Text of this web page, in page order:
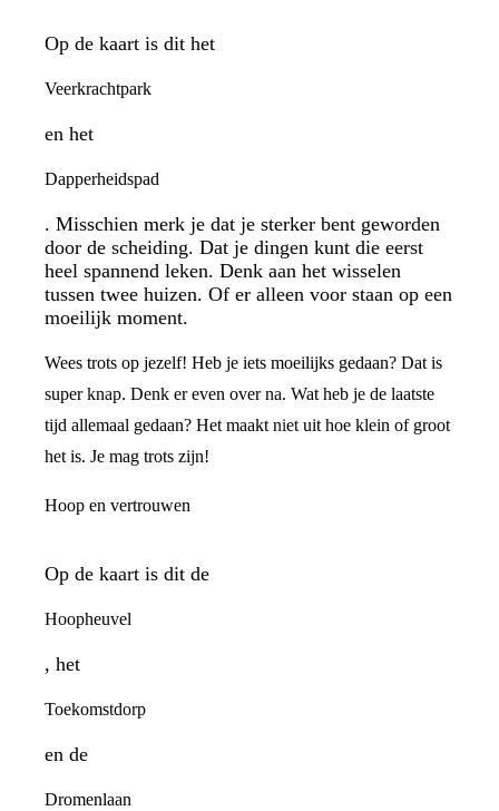
Op de kaart is dit het
Veerkrachtpark
en het
Dapperheidspad
. Misschien merk je dat je sterker bent geworden
door de scheiding. Dat je dingen kunt die eerst
heel spannend leken. Denk aan het wisselen
tussen twee huizen. Of er alleen voor staan op een
moeilijk moment.
Wees trots op jezelf! Heb je iets moeilijks gedaan? Dat is
super knap. Denk er even over na. Wat heb je de laatste
tijd allemaal gedaan? Het maakt niet uit hoe klein of groot
het is. Je mag trots zijn!
Hoop en vertrouwen
Op de kaart is dit de
Hoopheuvel
, het
Toekomstdorp
en de
Dromenlaan